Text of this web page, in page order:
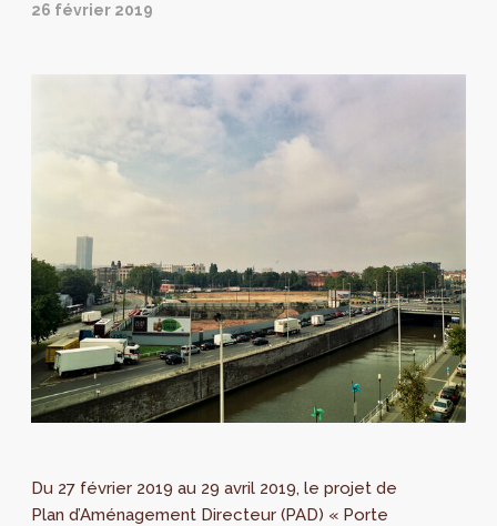
26 février 2019
Du 27 février 2019 au 29 avril 2019, le projet de
Plan d’Aménagement Directeur (PAD) « Porte